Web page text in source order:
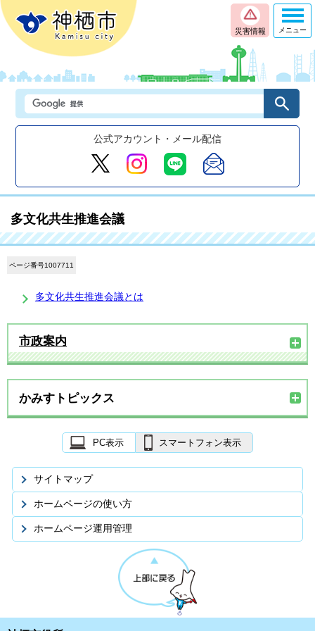
災害情報
公式アカウント・メール配信
メニュー
多文化共生推進会議
ページ番号1007711
多文化共生推進会議とは
市政案内
かみすトピックス
PC表示 スマートフォン表示
サイトマップ
ホームページの使い方
ホームページ運用管理